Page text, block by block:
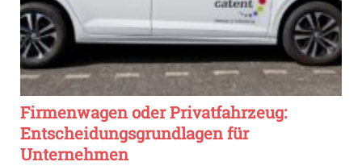
Firmenwagen oder Privatfahrzeug:
Entscheidungsgrundlagen für
Unternehmen